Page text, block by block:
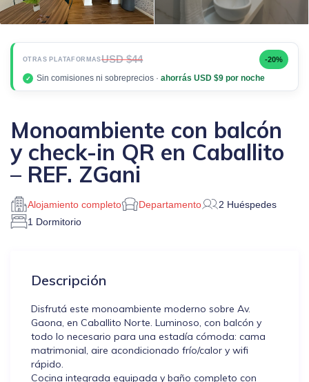
OTRAS PLATAFORMASUSD $44 -20%
✓ Sin comisiones ni sobreprecios ·ahorrás USD $9 por noche
Monoambiente con balcón
y check-in QR en Caballito
– REF. ZGani
Alojamiento completo Departamento
2 Huéspedes
1 Dormitorio
Descripción
Disfrutá este monoambiente moderno sobre Av.
Gaona, en Caballito Norte. Luminoso, con balcón y
todo lo necesario para una estadía cómoda: cama
matrimonial, aire acondicionado frío/calor y wifi
rápido.
Cocina integrada equipada y baño completo con